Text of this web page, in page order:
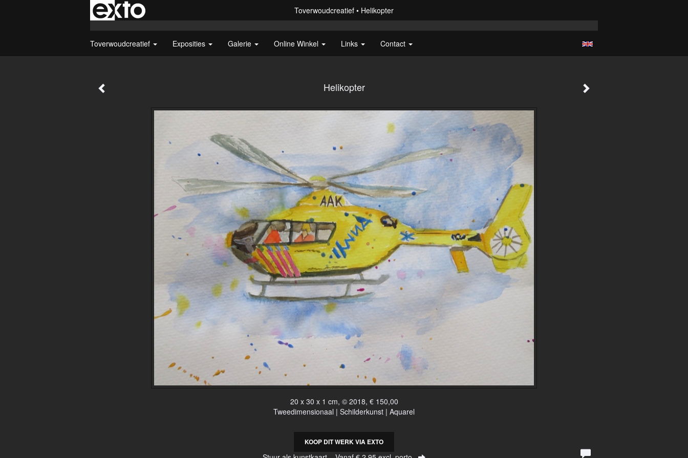
Toverwoudcreatief Helikopter
Toverwoudcreatief Exposities Galerie Online Winkel Links Contact
Helikopter
20 x 30 x 1 cm, © 2018, € 150,00
Tweedimensionaal | Schilderkunst | Aquarel
KOOP DIT WERK VIA EXTO